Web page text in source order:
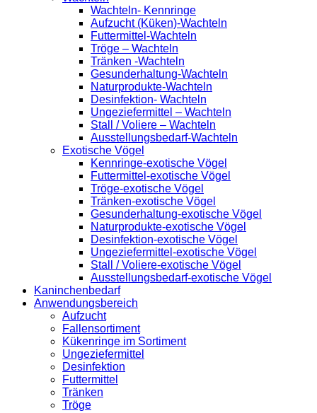
Wachteln- Kennringe
Aufzucht (Küken)-Wachteln
Futtermittel-Wachteln
Tröge – Wachteln
Tränken -Wachteln
Gesunderhaltung-Wachteln
Naturprodukte-Wachteln
Desinfektion- Wachteln
Ungeziefermittel – Wachteln
Stall / Voliere – Wachteln
Ausstellungsbedarf-Wachteln
Exotische Vögel
Kennringe-exotische Vögel
Futtermittel-exotische Vögel
Tröge-exotische Vögel
Tränken-exotische Vögel
Gesunderhaltung-exotische Vögel
Naturprodukte-exotische Vögel
Desinfektion-exotische Vögel
Ungeziefermittel-exotische Vögel
Stall / Voliere-exotische Vögel
Ausstellungsbedarf-exotische Vögel
Kaninchenbedarf
Anwendungsbereich
Aufzucht
Fallensortiment
Kükenringe im Sortiment
Ungeziefermittel
Desinfektion
Futtermittel
Tränken
Tröge